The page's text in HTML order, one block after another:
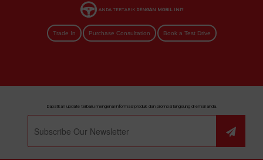
ANDA TERTARIK DENGAN MOBIL INI?
Trade In Purchase Consultation Book a Test Drive
Dapatkan update terbaru mengenai informasi produk dan promosi langsung di email anda.